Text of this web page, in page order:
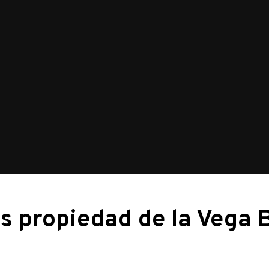
propiedad de la Vega